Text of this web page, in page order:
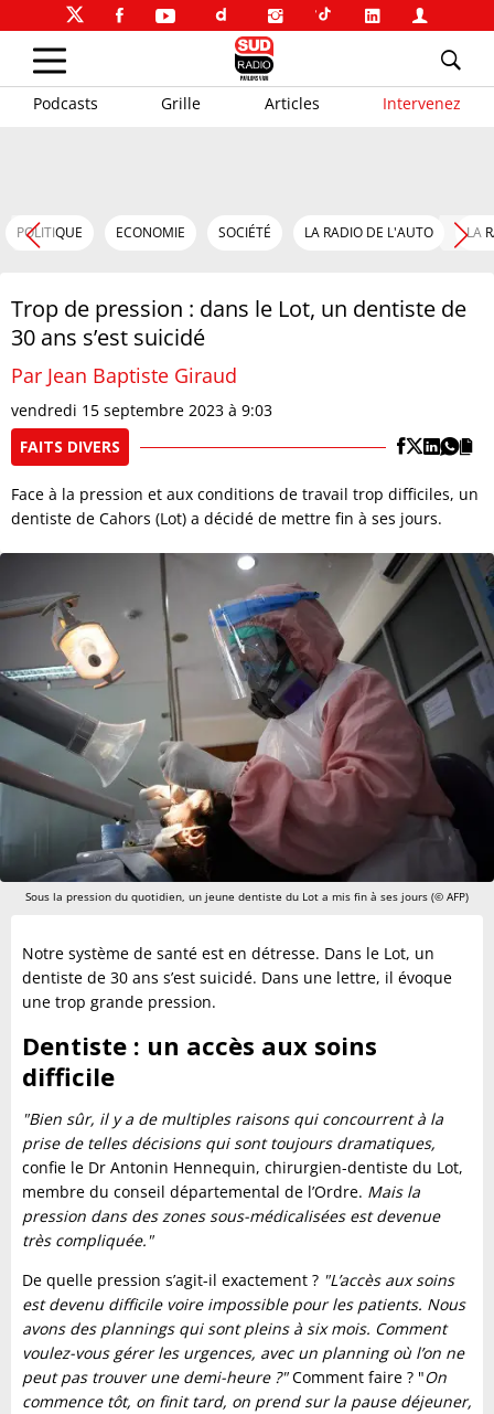
Podcasts Grille Articles Intervenez
POLITIQUE ECONOMIE SOCIÉTÉ LA RADIO DE L'AUTO LA
Trop de pression : dans le Lot, un dentiste de
30 ans s’est suicidé
Par Jean Baptiste Giraud
vendredi 15 septembre 2023 à 9:03
FAITS DIVERS
Face à la pression et aux conditions de travail trop difficiles, un
dentiste de Cahors (Lot) a décidé de mettre fin à ses jours.
Sous la pression du quotidien, un jeune dentiste du Lot a mis fin à ses jours (© AFP)
Notre système de santé est en détresse. Dans le Lot, un
dentiste de 30 ans s’est suicidé. Dans une lettre, il évoque
une trop grande pression.
Dentiste : un accès aux soins
difficile
"Bien sûr, il y a de multiples raisons qui concourrent à la
prise de telles décisions qui sont toujours dramatiques,
confie le Dr Antonin Hennequin, chirurgien-dentiste du Lot,
membre du conseil départemental de l’Ordre. Mais la
pression dans des zones sous-médicalisées est devenue
très compliquée."
De quelle pression s’agit-il exactement ? "L’accès aux soins
est devenu difficile voire impossible pour les patients. Nous
avons des plannings qui sont pleins à six mois. Comment
voulez-vous gérer les urgences, avec un planning où l’on ne
peut pas trouver une demi-heure ?"Comment faire ? "On
commence tôt, on finit tard, on prend sur la pause déjeuner,